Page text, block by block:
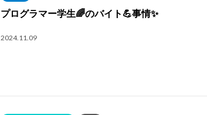
プログラマー学生🌈のバイト💪事情✨
2024.11.09